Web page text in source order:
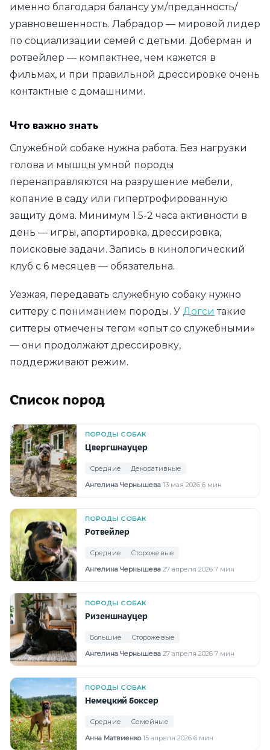
именно благодаря балансу ум/преданность/
уравновешенность. Лабрадор — мировой лидер
по социализации семей с детьми. Доберман и
ротвейлер — компактнее, чем кажется в
фильмах, и при правильной дрессировке очень
контактные с домашними.
Что важно знать
Служебной собаке нужна работа. Без нагрузки
голова и мышцы умной породы
перенаправляются на разрушение мебели,
копание в саду или гипертрофированную
защиту дома. Минимум 1.5-2 часа активности в
день — игры, апортировка, дрессировка,
поисковые задачи. Запись в кинологический
клуб с 6 месяцев — обязательна.
Уезжая, передавать служебную собаку нужно
ситтеру с пониманием породы. У Догси такие
ситтеры отмечены тегом «опыт со служебными»
— они продолжают дрессировку,
поддерживают режим.
Список пород
ПОРОДЫ СОБАК
Цвергшнауцер
Средние
Декоративные
Ангелина Чернышева·13 мая 2026·6 мин
ПОРОДЫ СОБАК
Ротвейлер
Средние
Сторожевые
Ангелина Чернышева·27 апреля 2026·7 мин
ПОРОДЫ СОБАК
Ризеншнауцер
Большие
Сторожевые
Ангелина Чернышева·27 апреля 2026·7 мин
ПОРОДЫ СОБАК
Немецкий боксер
Средние
Семейные
Анна Матвиенко·15 апреля 2026·6 мин